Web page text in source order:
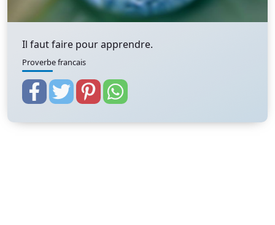
Il faut faire pour apprendre.
Proverbe francais